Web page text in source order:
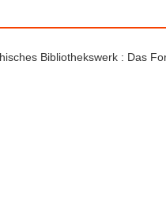
Bibliothekswerk : Das